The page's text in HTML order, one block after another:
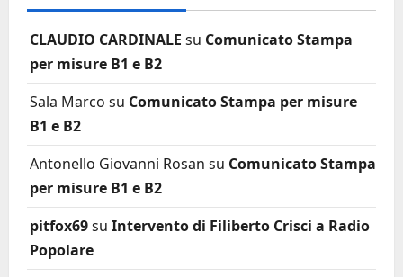
CLAUDIO CARDINALE su Comunicato Stampa
per misure B1 e B2
Sala Marco su Comunicato Stampa per misure
B1 e B2
Antonello Giovanni Rosan su Comunicato Stampa
per misure B1 e B2
pitfox69su Intervento di Filiberto Crisci a Radio
Popolare